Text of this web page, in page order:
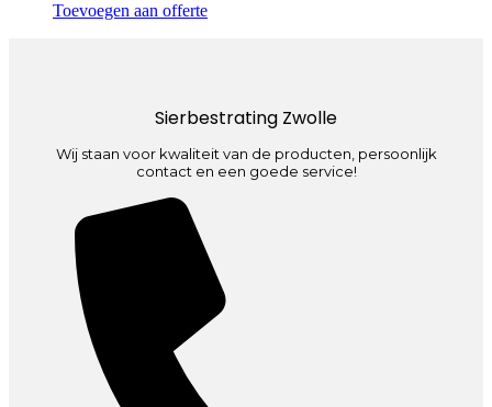
Toevoegen aan offerte
Sierbestrating Zwolle
Wij staan voor kwaliteit van de producten, persoonlijk
contact en een goede service!